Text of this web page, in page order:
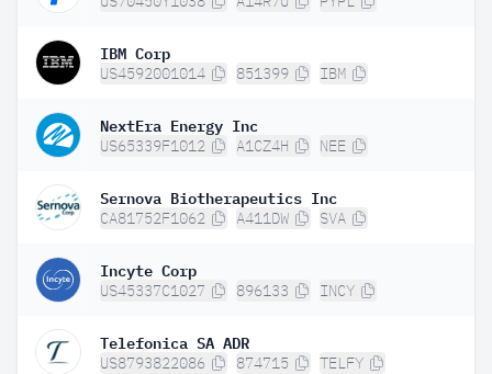
IBM Corp
US4592001014 851399 IBM
NextEra Energy Inc
US65339F1012 A1CZ4H NEE
Sernova Biotherapeutics Inc
CA81752F1062 A411DW SVA
Incyte Corp
US45337C1027 896133 INCY
Telefonica SA ADR
US8793822086 874715 TELFY